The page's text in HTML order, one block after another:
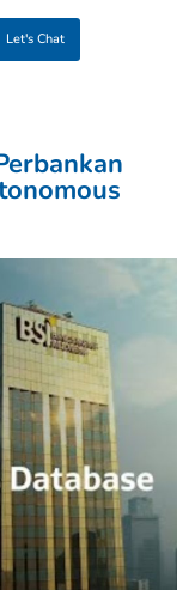
Let's Chat